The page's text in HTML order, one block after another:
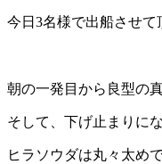
今日3名様で出船させて
朝の一発目から良型の
そして、下げ止まりに
ヒラソウダは丸々太め